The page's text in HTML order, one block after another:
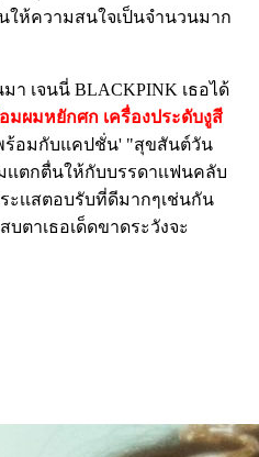
ให้ความสนใจเป็นจำนวนมาก
า เจนนี่ BLACKPINK เธอได้
มผมหยักศก เครื่องประดับงูสี
ร้อมกับแคปชั่น' "สุขสันต์วัน
เตกตื่นให้กับบรรดาเเฟนคลับ
ะเเสตอบรับที่ดีมากๆเช่นกัน
ตาเธอเด็ดขาดระวังจะ